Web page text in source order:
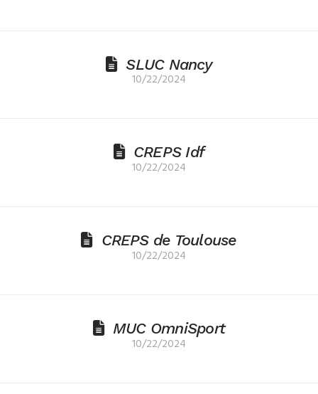
SLUC Nancy
10/22/2024
CREPS Idf
10/22/2024
CREPS de Toulouse
10/22/2024
MUC OmniSport
10/22/2024